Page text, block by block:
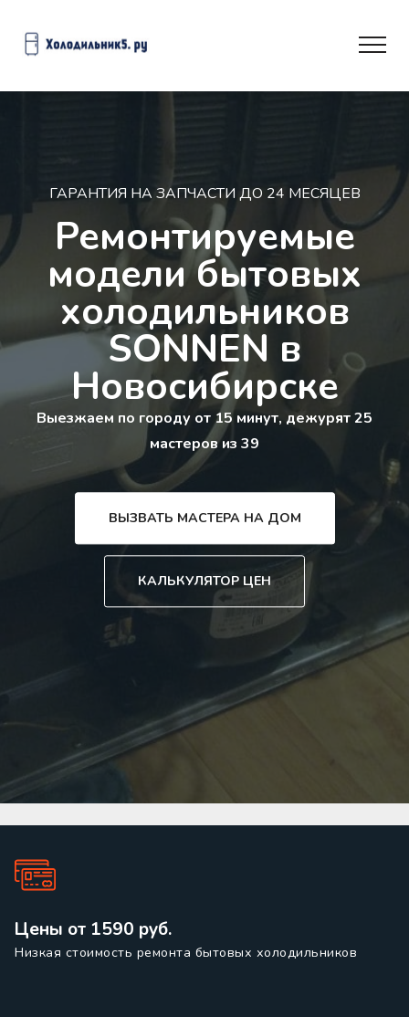
ГАРАНТИЯ НА ЗАПЧАСТИ ДО 24 МЕСЯЦЕВ
Ремонтируемые
модели бытовых
холодильников
SONNEN в
Новосибирске
Выезжаем по городу от 15 минут, дежурят 25
мастеров из 39
ВЫЗВАТЬ МАСТЕРА НА ДОМ
КАЛЬКУЛЯТОР ЦЕН
Цены от 1590 руб.
Низкая стоимость ремонта бытовых холодильников